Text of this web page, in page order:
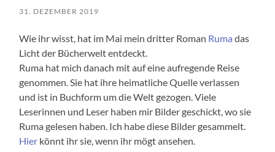
31. DEZEMBER 2019
Wie ihr wisst, hat im Mai mein dritter Roman Ruma das
Licht der Bücherwelt entdeckt.
Ruma hat mich danach mit auf eine aufregende Reise
genommen. Sie hat ihre heimatliche Quelle verlassen
und ist in Buchform um die Welt gezogen. Viele
Leserinnen und Leser haben mir Bilder geschickt, wo sie
Ruma gelesen haben. Ich habe diese Bilder gesammelt.
Hier könnt ihr sie, wenn ihr mögt ansehen.